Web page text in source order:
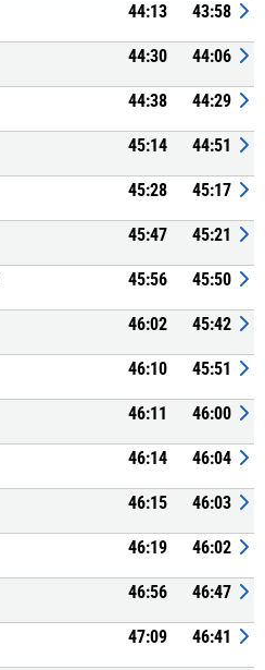
44:13 43:58
44:30 44:06
44:38 44:29
45:14 44:51
45:28 45:17
45:47 45:21
45:56 45:50
46:02 45:42
46:10 45:51
46:11 46:00
46:14 46:04
46:15 46:03
46:19 46:02
46:56 46:47
47:09 46:41